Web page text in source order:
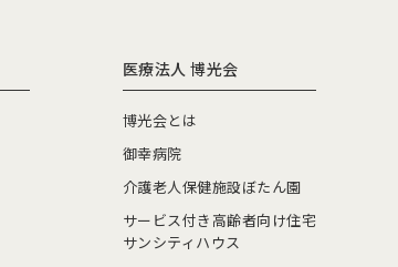
医療法人 博光会
博光会とは
御幸病院
介護老人保健施設ぼたん園
サービス付き高齢者向け住宅
サンシティハウス